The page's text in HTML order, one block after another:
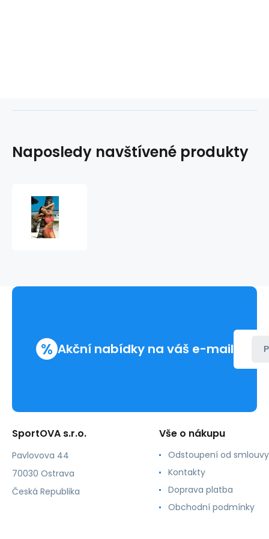
Naposledy navštívené produkty
% Akční nabídky na váš e-mail
SportOVA s.r.o.
Pavlovova 44
70030 Ostrava
Česká Republika
Vše o nákupu
Odstoupení od smlouvy
Kontakty
Doprava platba
Obchodní podmínky